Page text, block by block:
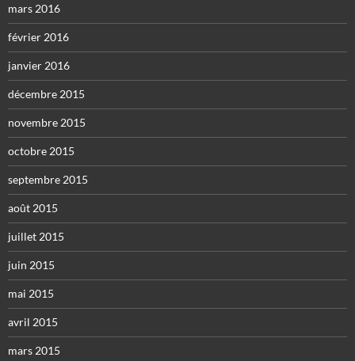
mars 2016
février 2016
janvier 2016
décembre 2015
novembre 2015
octobre 2015
septembre 2015
août 2015
juillet 2015
juin 2015
mai 2015
avril 2015
mars 2015